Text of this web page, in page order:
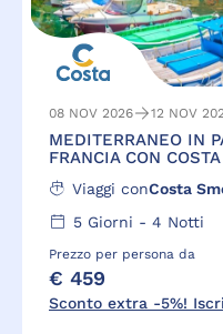
08 NOV 2026 12 NOV
MEDITERRANEO IN
FRANCIA CON
Viaggi conCosta
5Giorni - 4 Notti
Prezzo per persona da
€ 459
Sconto extra -5%!